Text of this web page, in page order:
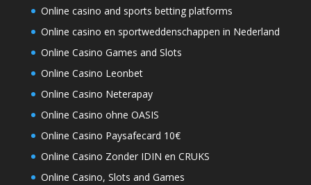
Online casino and sports betting platforms
Online casino en sportweddenschappen in Nederland
Online Casino Games and Slots
Online Casino Leonbet
Online Casino Neterapay
Online Casino ohne OASIS
Online Casino Paysafecard 10€
Online Casino Zonder IDIN en CRUKS
Online Casino, Slots and Games